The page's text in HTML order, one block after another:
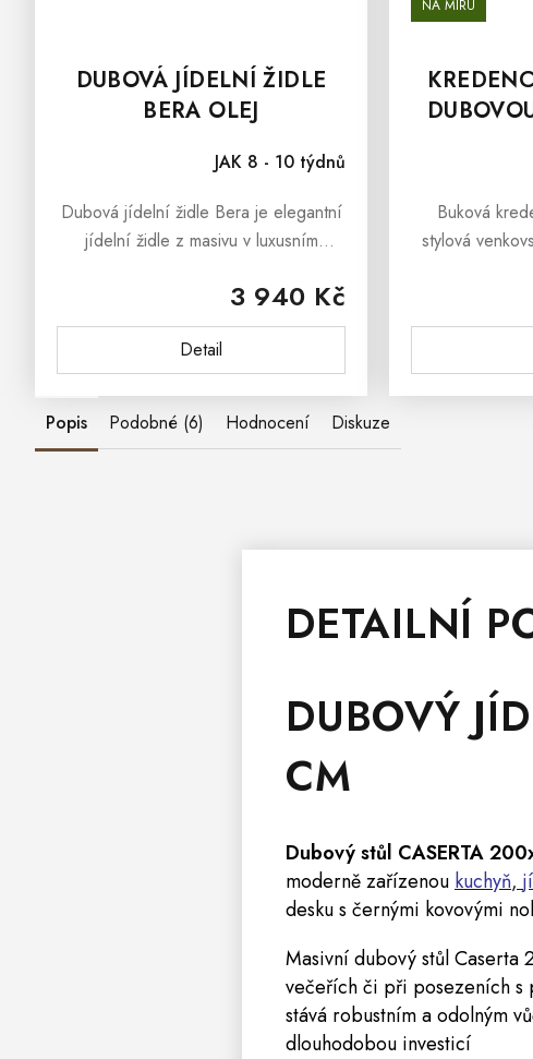
DUBOVÁ JÍDELNÍ ŽIDLE
BERA OLEJ
JAK 8 - 10 týdnů
3 940 Kč
Detail
Dubová jídelní židle Bera je elegantní
jídelní židle z masivu v luxusním
prvkem každé moderní jídelny či
kuchyně. Čalouněná jídelní židle je...
NA MÍRU
Buková
stylová
kredenc
Popis Podobné (6) Hodnocení Diskuze
DETAILNÍ
DUBOVÝ
CM
Dubový stůl CASERTA
moderně zařízenou kuchyň,
desku s černými kovovými
Masivní dubový stůl Caserta
večeřích či při posezeních s
stává robustním a odolným
dlouhodobou investicí